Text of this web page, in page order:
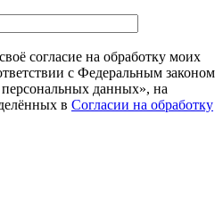
согласие на обработку моих
с Федеральным законом
данных», на
в Согласии на обработку